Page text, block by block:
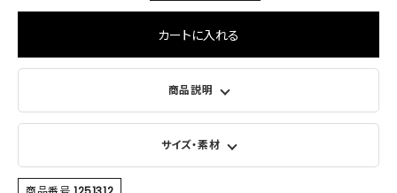
カートに入れる
商品説明
サイズ・素材